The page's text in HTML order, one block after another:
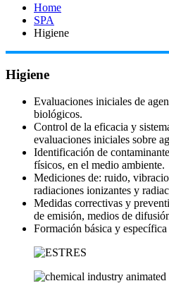
Home
SPA
Higiene
Higiene
Evaluaciones iniciales de
biológicos.
Control de la eficacia y
evaluaciones iniciales sobre
Identificación de
físicos, en el medio ambiente.
Mediciones de: ruido,
radiaciones ionizantes y
Medidas correctivas y
de emisión, medios de
Formación básica y específica